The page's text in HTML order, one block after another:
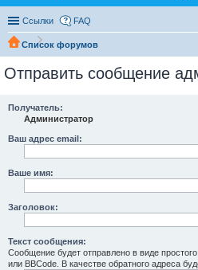
Ссылки FAQ
Список форумов
Отправить сообщение
Получатель:
Администратор
Ваш адрес email:
Ваше имя:
Заголовок:
Текст сообщения:
Сообщение будет отправлено в виде простого
или BBCode. В качестве обратного адреса